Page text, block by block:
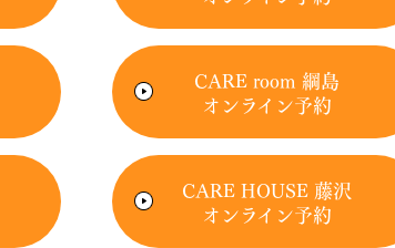
CARE room 綱島
オンライン予約
CARE HOUSE 藤沢
オンライン予約